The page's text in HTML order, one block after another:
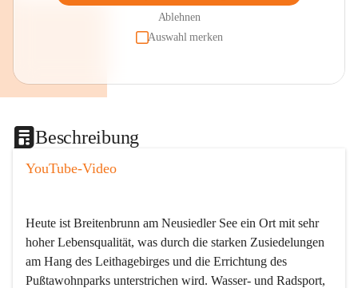
Ablehnen
Auswahl merken
Beschreibung
YouTube-Video
Heute ist Breitenbrunn am Neusiedler See ein Ort mit sehr
hoher Lebensqualität, was durch die starken Zusiedelungen
am Hang des Leithagebirges und die Errichtung des
Pußtawohnparks unterstrichen wird. Wasser- und Radsport,